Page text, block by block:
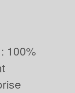
100%